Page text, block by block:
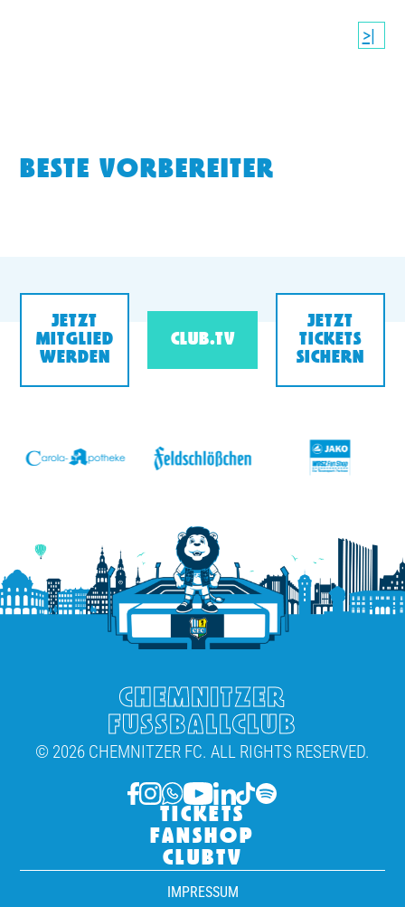
>|
BESTE VORBEREITER
JETZT
MITGLIED
WERDEN
CLUB.TV
JETZT
TICKETS
SICHERN
CHEMNITZER
FUSSBALLCLUB
© 2026 CHEMNITZER FC. ALL RIGHTS RESERVED.
TICKETS
FANSHOP
CLUBTV
IMPRESSUM